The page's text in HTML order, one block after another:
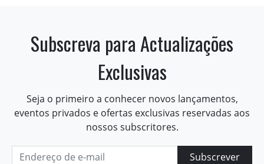
Subscreva para Actualizações
Exclusivas
Seja o primeiro a conhecer novos lançamentos,
eventos privados e ofertas exclusivas reservadas aos
nossos subscritores.
Subscrever